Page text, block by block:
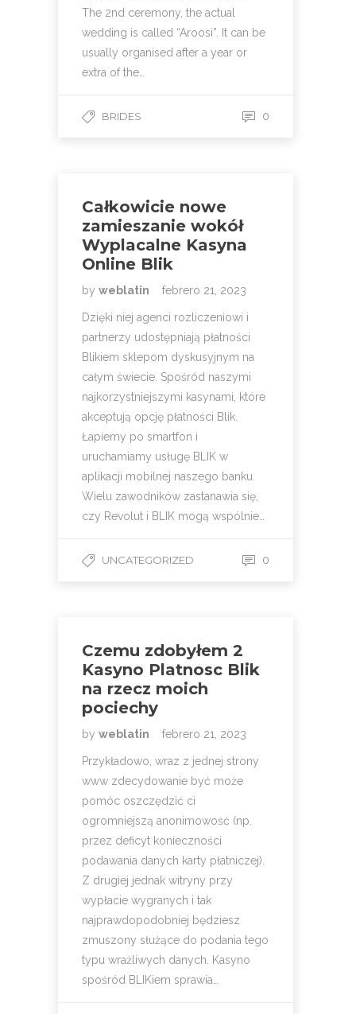
The 2nd ceremony, the actual
wedding is called “Aroosi”. It can be
usually organised after a year or
extra of the…
BRIDES 0
Całkowicie nowe
zamieszanie wokół
Wyplacalne Kasyna
Online Blik
by weblatin febrero 21, 2023
Dzięki niej agenci rozliczeniowi i
partnerzy udostępniają płatności
Blikiem sklepom dyskusyjnym na
całym świecie. Spośród naszymi
najkorzystniejszymi kasynami, które
akceptują opcję płatności Blik.
Łapiemy po smartfon i
uruchamiamy usługę BLIK w
aplikacji mobilnej naszego banku.
Wielu zawodników zastanawia się,
czy Revolut i BLIK mogą wspólnie…
UNCATEGORIZED 0
Czemu zdobyłem 2
Kasyno Platnosc Blik
na rzecz moich
pociechy
by weblatin febrero 21, 2023
Przykładowo, wraz z jednej strony
www zdecydowanie być może
pomóc oszczędzić ci
ogromniejszą anonimowość (np.
przez deficyt konieczności
podawania danych karty płatniczej).
Z drugiej jednak witryny przy
wypłacie wygranych i tak
najprawdopodobniej będziesz
zmuszony służące do podania tego
typu wrażliwych danych. Kasyno
spośród BLIKiem sprawia…